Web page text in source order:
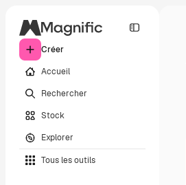
Créer
Accueil
Rechercher
Stock
Explorer
Tous les outils